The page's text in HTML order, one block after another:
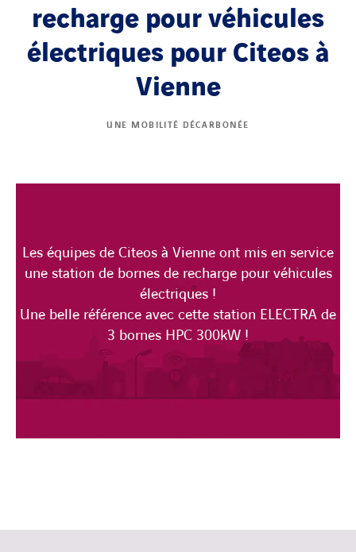
recharge pour véhicules
électriques pour Citeos à
Vienne
UNE MOBILITÉ DÉCARBONÉE
Les équipes de Citeos à Vienne ont mis en service
une station de bornes de recharge pour véhicules
électriques !
Une belle référence avec cette station ELECTRA de
3 bornes HPC 300kW !